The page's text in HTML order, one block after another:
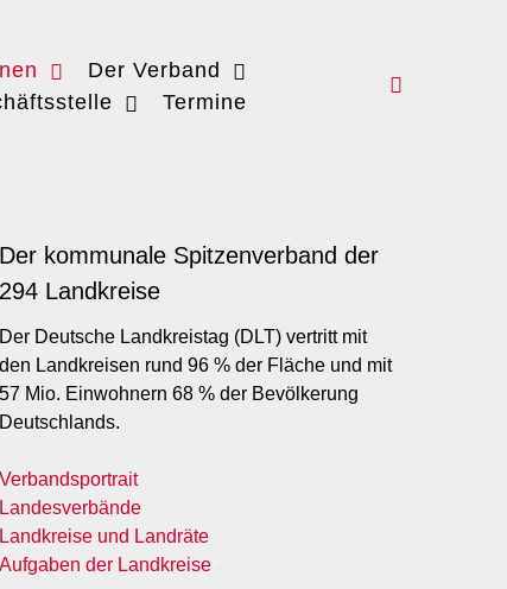
Der Verband
Termine
Der kommunale Spitzenverband der
294 Landkreise
Der Deutsche Landkreistag (DLT) vertritt mit
den Landkreisen rund 96 % der Fläche und mit
57 Mio. Einwohnern 68 % der Bevölkerung
Deutschlands.
Verbandsportrait
Landesverbände
Landkreise und Landräte
Aufgaben der Landkreise